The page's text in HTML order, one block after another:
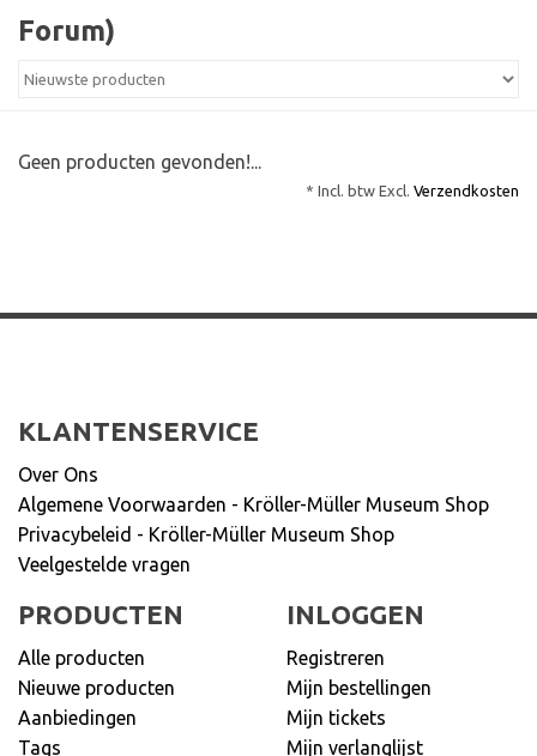
Forum)
Geen producten gevonden!...
* Incl. btw Excl. Verzendkosten
KLANTENSERVICE
Over Ons
Algemene Voorwaarden - Kröller-Müller Museum Shop
Privacybeleid - Kröller-Müller Museum Shop
Veelgestelde vragen
PRODUCTEN
Alle producten
Nieuwe producten
Aanbiedingen
Tags
INLOGGEN
Registreren
Mijn bestellingen
Mijn tickets
Mijn verlanglijst